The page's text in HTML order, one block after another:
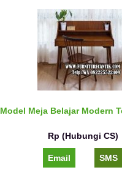
Model Meja Belajar Modern
Rp (Hubungi CS)
Email SMS